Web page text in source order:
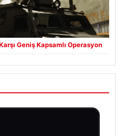
Geniş Kapsamlı Operasyon